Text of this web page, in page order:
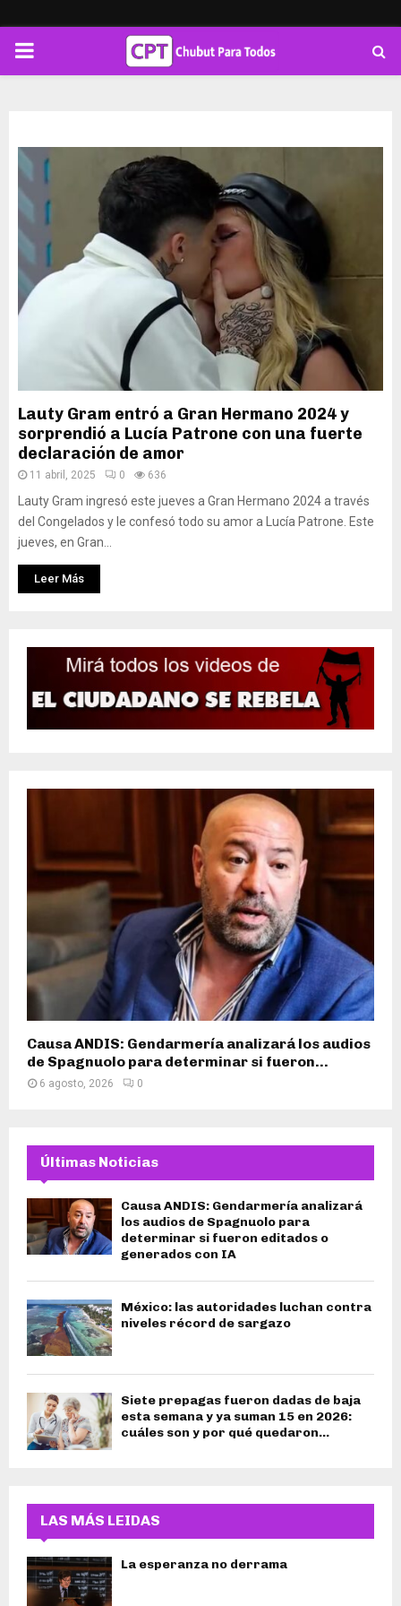
PRIMARY
Lauty Gram entró a Gran Hermano 2024 y
sorprendió a Lucía Patrone con una fuerte
declaración de amor
11 abril, 2025 0 636
Lauty Gram ingresó este jueves a Gran Hermano 2024 a través
del Congelados y le confesó todo su amor a Lucía Patrone. Este
jueves, en Gran...
Leer Más
Causa ANDIS: Gendarmería analizará los audios
de Spagnuolo para determinar si fueron...
6 agosto, 2026 0
Últimas Noticias
Causa ANDIS: Gendarmería analizará
los audios de Spagnuolo para
determinar si fueron editados o
generados con IA
México: las autoridades luchan contra
niveles récord de sargazo
Siete prepagas fueron dadas de baja
esta semana y ya suman 15 en 2026:
cuáles son y por qué quedaron...
LAS MÁS LEIDAS
La esperanza no derrama